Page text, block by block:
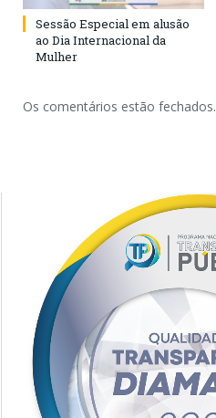
Sessão Especial em alusão
ao Dia Internacional da
Mulher
Os comentários estão fechados.